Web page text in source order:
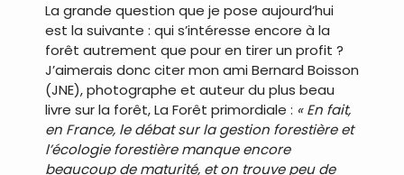
La grande question que je pose aujourd’hui
est la suivante : qui s’intéresse encore à la
forêt autrement que pour en tirer un profit ?
J’aimerais donc citer mon ami Bernard Boisson
(JNE), photographe et auteur du plus beau
livre sur la forêt, La Forêt primordiale : « En fait,
en France, le débat sur la gestion forestière et
l’écologie forestière manque encore
beaucoup de maturité, et on trouve peu de